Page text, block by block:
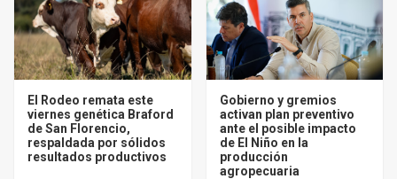
El Rodeo remata este
viernes genética Braford
de San Florencio,
respaldada por sólidos
resultados productivos
Gobierno y gremios
activan plan preventivo
ante el posible impacto
de El Niño en la
producción
agropecuaria